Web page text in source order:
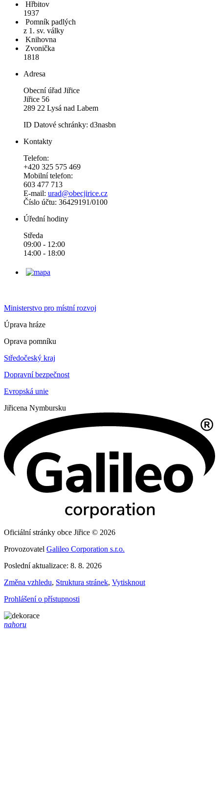
Hřbitov
1937
Pomník padlých
z 1. sv. války
Knihovna
Zvonička
1818
Adresa
Obecní úřad Jiřice
Jiřice 56
289 22 Lysá nad Labem
ID Datové schránky: d3nasbn
Kontakty
Telefon:
+420 325 575 469
Mobilní telefon:
603 477 713
E-mail: urad@obecjirice.cz
Číslo účtu: 36429191/0100
Úřední hodiny
Středa
09:00 - 12:00
14:00 - 18:00
Ministerstvo pro místní rozvoj
Úprava hráze
Oprava pomníku
Středočeský kraj
Dopravní bezpečnost
Evropská unie
Jiřicena Nymbursku
Oficiální stránky obce Jiřice © 2026
Provozovatel Galileo Corporation s.r.o.
Poslední aktualizace: 8. 8. 2026
Změna vzhledu, Struktura stránek, Vytisknout
Prohlášení o přístupnosti
nahoru